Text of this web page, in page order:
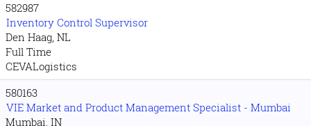
582987
Inventory Control Supervisor
Den Haag, NL
Full Time
CEVALogistics
580163
VIE Market and Product Management Specialist - Mumbai
Mumbai, IN